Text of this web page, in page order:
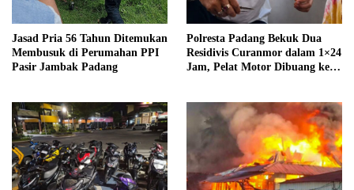
Jasad Pria 56 Tahun Ditemukan
Membusuk di Perumahan PPI
Pasir Jambak Padang
Polresta Padang Bekuk Dua
Residivis Curanmor dalam 1×24
Jam, Pelat Motor Dibuang ke